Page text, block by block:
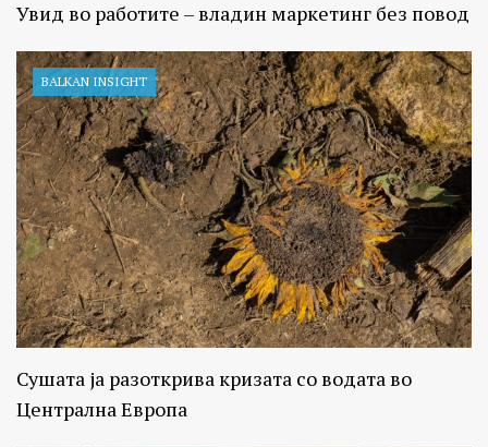
Увид во работите – владин маркетинг без повод
BALKAN INSIGHT
Сушата ја разоткрива кризата со водата во
Централна Европа